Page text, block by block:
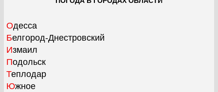
Одесса
Белгород-Днестровский
Измаил
Подольск
Теплодар
Южное